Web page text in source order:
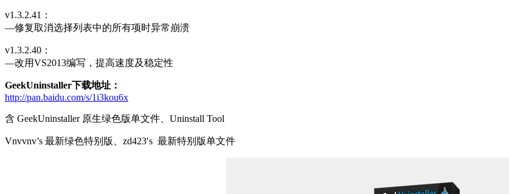
v1.3.2.41：
—修复取消选择列表中的所有项时异常崩溃
v1.3.2.40：
—改用VS2013编写，提高速度及稳定性
GeekUninstaller下载地址：
http://pan.baidu.com/s/1i3kou6x
含 GeekUninstaller 原生绿色版单文件、Uninstall Tool
Vnvvnv’s 最新绿色特别版、zd423′s 最新特别版单文件